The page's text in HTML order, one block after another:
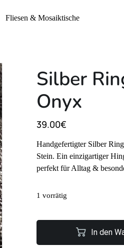
Fliesen & Mosaiktische
Silber
Onyx
39.00€
Handgefertigter Silber
Stein. Ein einzigartiger
perfekt für Alltag &
1 vorrätig
In den